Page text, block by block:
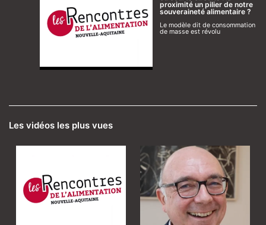
proximité un pilier de notre
souveraineté alimentaire ?
Le modèle dit de consommation
de masse est révolu
Les vidéos les plus vues